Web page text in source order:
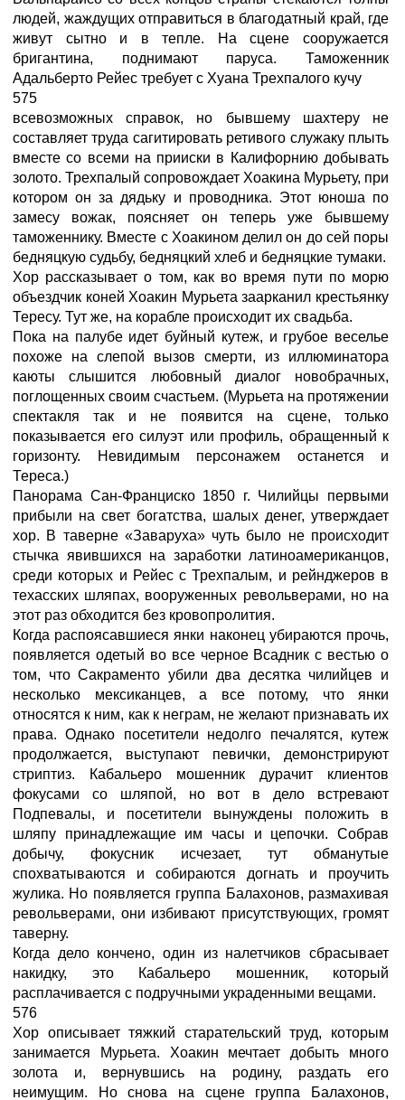
людей, жаждущих отправиться в благодатный край, где
живут сытно и в тепле. На сцене сооружается
бригантина, поднимают паруса. Таможенник
Адальберто Рейес требует с Хуана Трехпалого кучу
575
всевозможных справок, но бывшему шахтеру не
составляет труда сагитировать ретивого служаку плыть
вместе со всеми на прииски в Калифорнию добывать
золото. Трехпалый сопровождает Хоакина Мурьету, при
котором он за дядьку и проводника. Этот юноша по
замесу вожак, поясняет он теперь уже бывшему
таможеннику. Вместе с Хоакином делил он до сей поры
бедняцкую судьбу, бедняцкий хлеб и бедняцкие тумаки.
Хор рассказывает о том, как во время пути по морю
объездчик коней Хоакин Мурьета заарканил крестьянку
Тересу. Тут же, на корабле происходит их свадьба.
Пока на палубе идет буйный кутеж, и грубое веселье
похоже на слепой вызов смерти, из иллюминатора
каюты слышится любовный диалог новобрачных,
поглощенных своим счастьем. (Мурьета на протяжении
спектакля так и не появится на сцене, только
показывается его силуэт или профиль, обращенный к
горизонту. Невидимым персонажем останется и
Тереса.)
Панорама Сан-Франциско 1850 г. Чилийцы первыми
прибыли на свет богатства, шалых денег, утверждает
хор. В таверне «Заваруха» чуть было не происходит
стычка явившихся на заработки латиноамериканцов,
среди которых и Рейес с Трехпалым, и рейнджеров в
техасских шляпах, вооруженных револьверами, но на
этот раз обходится без кровопролития.
Когда распоясавшиеся янки наконец убираются прочь,
появляется одетый во все черное Всадник с вестью о
том, что Сакраменто убили два десятка чилийцев и
несколько мексиканцев, а все потому, что янки
относятся к ним, как к неграм, не желают признавать их
права. Однако посетители недолго печалятся, кутеж
продолжается, выступают певички, демонстрируют
стриптиз. Кабальеро мошенник дурачит клиентов
фокусами со шляпой, но вот в дело встревают
Подпевалы, и посетители вынуждены положить в
шляпу принадлежащие им часы и цепочки. Собрав
добычу, фокусник исчезает, тут обманутые
спохватываются и собираются догнать и проучить
жулика. Но появляется группа Балахонов, размахивая
револьверами, они избивают присутствующих, громят
таверну.
Когда дело кончено, один из налетчиков сбрасывает
накидку, это Кабальеро мошенник, который
расплачивается с подручными украденными вещами.
576
Хор описывает тяжкий старательский труд, которым
занимается Мурьета. Хоакин мечтает добыть много
золота и, вернувшись на родину, раздать его
неимущим. Но снова на сцене группа Балахонов,